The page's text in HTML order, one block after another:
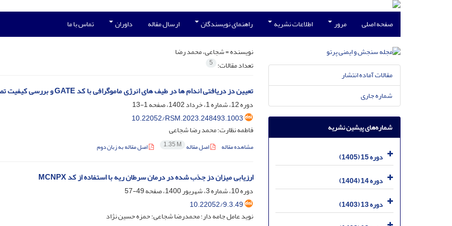
صفحه اصلی مرور اطلاعات نشریه راهنمای نویسندگان ارسال مقاله داوران تماس با ما
نویسنده =شجاعی، محمد رضا
تعداد مقالات: 5
تعیین دز دریافتی اندام ها در طیف های انرژی ماموگرافی با کد GATE و بررسی کیفیت تصاویر آن
دوره 12، شماره 1، خرداد 1402، صفحه
1-13
10.22052/RSM.2023.248493.1003
فاطمه نظارت؛ محمد رضا شجاعی
مشاهده مقاله اصل مقاله 1.35 M اصل مقاله به زبان دوم
ارزیابی میزان دز جذب شده در درمان سرطان ریه با استفاده از کد MCNPX
دوره 10، شماره 3، شهریور 1400، صفحه
49-57
10.22052/9.3.49
نوید عامل جامه دار؛ محمدرضا شجاعی؛ حمزه حسین نژاد
مقالات آماده انتشار
شماره جاری
شماره‌های پیشین نشریه
دوره 15 (1405)
دوره 14 (1404)
دوره 13 (1403)